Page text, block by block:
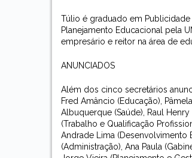
Túlio é graduado em
Planejamento Educacional pela
empresário e reitor na área de
ANUNCIADOS
Além dos cinco secretários
Fred Amâncio (Educação),
Albuquerque (Saúde), Raul
(Trabalho e Qualificação
Andrade Lima (Desenvolvimento
(Administração), Ana Paula